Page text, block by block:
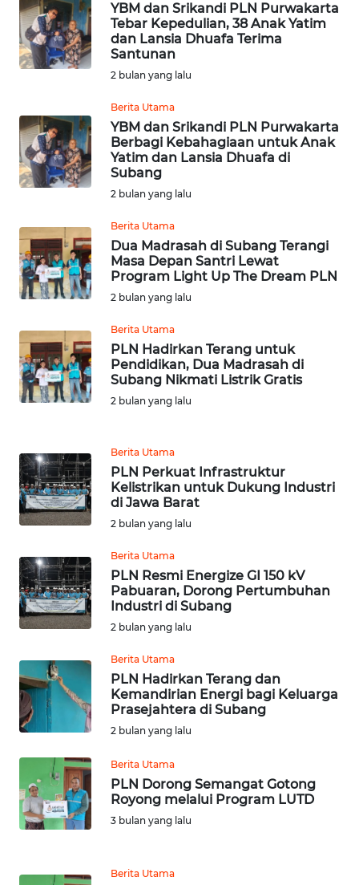
YBM dan Srikandi PLN Purwakarta
Tebar Kepedulian, 38 Anak Yatim
dan Lansia Dhuafa Terima
Santunan
2 bulan yang lalu
Berita Utama
YBM dan Srikandi PLN Purwakarta
Berbagi Kebahagiaan untuk Anak
Yatim dan Lansia Dhuafa di
Subang
2 bulan yang lalu
Berita Utama
Dua Madrasah di Subang Terangi
Masa Depan Santri Lewat
Program Light Up The Dream PLN
2 bulan yang lalu
Berita Utama
PLN Hadirkan Terang untuk
Pendidikan, Dua Madrasah di
Subang Nikmati Listrik Gratis
2 bulan yang lalu
Berita Utama
PLN Perkuat Infrastruktur
Kelistrikan untuk Dukung Industri
di Jawa Barat
2 bulan yang lalu
Berita Utama
PLN Resmi Energize GI 150 kV
Pabuaran, Dorong Pertumbuhan
Industri di Subang
2 bulan yang lalu
Berita Utama
PLN Hadirkan Terang dan
Kemandirian Energi bagi Keluarga
Prasejahtera di Subang
2 bulan yang lalu
Berita Utama
PLN Dorong Semangat Gotong
Royong melalui Program LUTD
3 bulan yang lalu
Berita Utama
KARIR
DISCLAIMER
Wahana
News
Regional
WN
WN
JAKARTA
WN
WN
BANTEN
WN
KEPRI
PAPUA
WN
PAPUA
BARAT
WN
RIAU
WN
WN
JAMBI